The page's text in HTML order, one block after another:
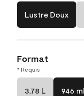
Lustre Doux
Format
* Requis
3,78 L 946 mL